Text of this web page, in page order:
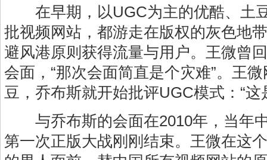
在早期，以UGC为主的优酷、土
批视频网站，都游走在版权的灰色地
避风港原则获得流量与用户。王微曾
会面，“那次会面简直是个灾难”。王
豆，乔布斯就开始批评UGC模式：“这
与乔布斯的会面在2010年，当年
第一次正版大战刚刚结束。王微在这